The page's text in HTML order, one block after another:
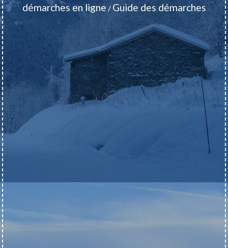
démarches en ligne / Guide des démarches